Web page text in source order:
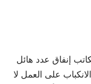
إنفاق عدد هائل
على العمل لا